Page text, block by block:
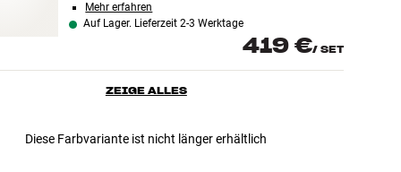
Mehr erfahren
Auf Lager. Lieferzeit 2-3 Werktage
419 €/ SET
ZEIGE ALLES
Diese Farbvariante ist nicht länger erhältlich